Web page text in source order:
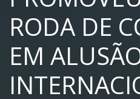
RODA DE
EM